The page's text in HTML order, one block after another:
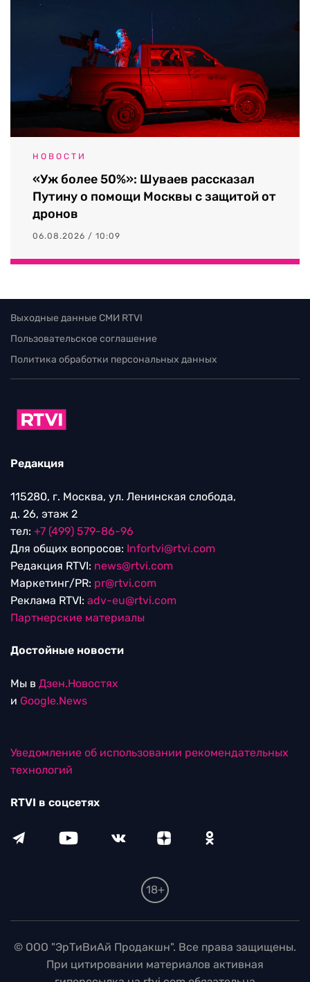
НОВОСТИ
«Уж более 50%»: Шуваев рассказал
Путину о помощи Москвы с защитой от
дронов
06.08.2026 / 10:09
Выходные данные СМИ RTVI
Пользовательское соглашение
Политика обработки персональных данных
Редакция
115280, г. Москва, ул. Ленинская слобода,
д. 26, этаж 2
тел: +7 (499) 579-86-96
Для общих вопросов: Infortvi@rtvi.com
Редакция RTVI: news@rtvi.com
Маркетинг/PR: pr@rtvi.com
Реклама RTVI: adv-eu@rtvi.com
Партнерские материалы
Достойные новости
Мы в Дзен.Новостях
и Google.News
Уведомление об использовании рекомендательных
технологий
RTVI в соцсетях
18+
© ООО "ЭрТиВиАй Продакшн". Все права защищены.
При цитировании материалов активная